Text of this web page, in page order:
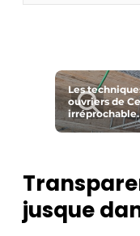
Contact
Entreprises
Home
Podcasts
Privacy /
Photovoltaïques
Smart homes
Les
ouvriers de
irréprochable.
jusque